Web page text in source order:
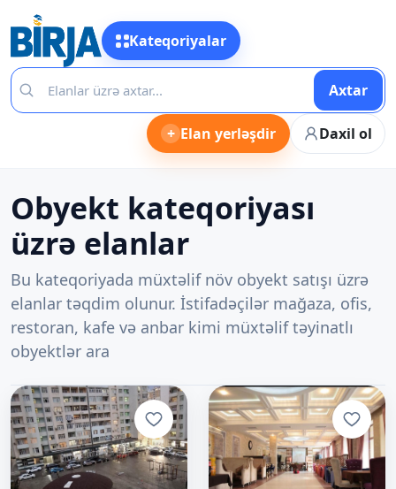
Kateqoriyalar
Axtar
+ Elan yerləşdir Daxil ol
Obyekt kateqoriyası
üzrə elanlar
Bu kateqoriyada müxtəlif növ obyekt satışı üzrə
elanlar təqdim olunur. İstifadəçilər mağaza, ofis,
restoran, kafe və anbar kimi müxtəlif təyinatlı
obyektlər ara